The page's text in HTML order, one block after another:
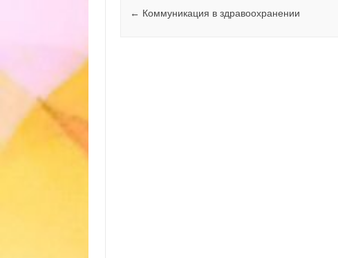
Навигация по записям
← Коммуникация в здравоохранении